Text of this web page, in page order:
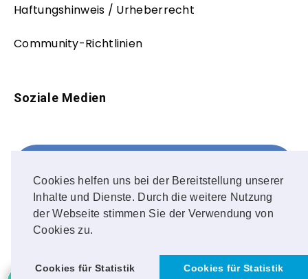
Cookies helfen uns bei der Bereitstellung unserer
Inhalte und Dienste. Durch die weitere Nutzung
der Webseite stimmen Sie der Verwendung von
Cookies zu.
Cookies für Statistik Cookies für Statistik
Haftungshinweis / Urheberrecht
Community-Richtlinien
Soziale Medien
FOLLOW ME!
Instagram
OUR PHOTOS!